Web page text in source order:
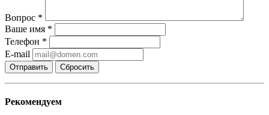
Вопрос *
Ваше имя *
Телефон *
E-mail
Сбросить
Рекомендуем